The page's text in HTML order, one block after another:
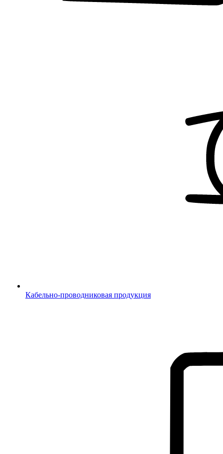
Кабельно-проводниковая продукция